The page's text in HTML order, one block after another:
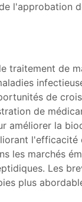
l'approbation
traitement de
de
de
améliorer la
l'efficacité
les marchés
Les
plus